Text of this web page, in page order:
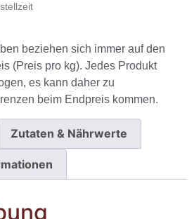
beziehen sich immer auf den
(Preis pro kg). Jedes Produkt
es kann daher zu
beim Endpreis kommen.
Zutaten & Nährwerte